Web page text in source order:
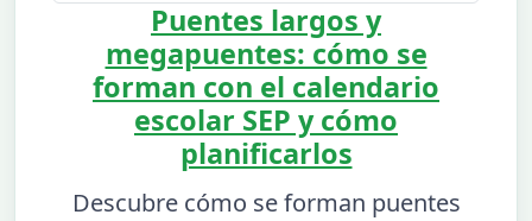
Puentes largos y
megapuentes: cómo se
forman con el calendario
escolar SEP y cómo
planificarlos
Descubre cómo se forman puentes